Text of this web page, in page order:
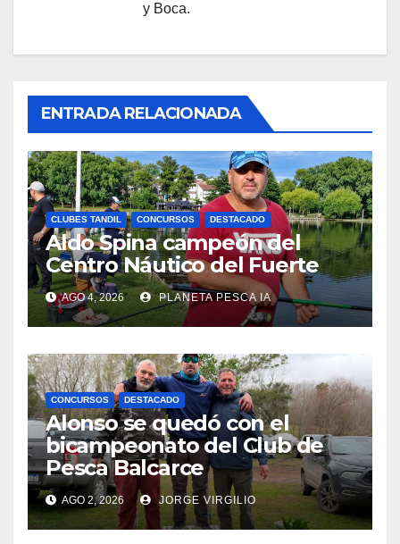
y Boca.
ENTRADA RELACIONADA
CLUBES TANDIL CONCURSOS DESTACADO
Aldo Spina campeón del
Centro Náutico del Fuerte
AGO 4, 2026 PLANETA PESCA IA
CONCURSOS DESTACADO
Alonso se quedó con el
bicampeonato del Club de
Pesca Balcarce
AGO 2, 2026 JORGE VIRGILIO